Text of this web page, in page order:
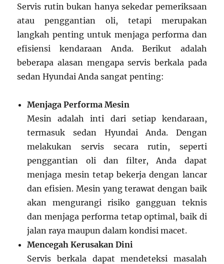
Servis rutin bukan hanya sekedar pemeriksaan
atau penggantian oli, tetapi merupakan
langkah penting untuk menjaga performa dan
efisiensi kendaraan Anda. Berikut adalah
beberapa alasan mengapa servis berkala pada
sedan Hyundai Anda sangat penting:
Menjaga Performa Mesin
Mesin adalah inti dari setiap kendaraan,
termasuk sedan Hyundai Anda. Dengan
melakukan servis secara rutin, seperti
penggantian oli dan filter, Anda dapat
menjaga mesin tetap bekerja dengan lancar
dan efisien. Mesin yang terawat dengan baik
akan mengurangi risiko gangguan teknis
dan menjaga performa tetap optimal, baik di
jalan raya maupun dalam kondisi macet.
Mencegah Kerusakan Dini
Servis berkala dapat mendeteksi masalah